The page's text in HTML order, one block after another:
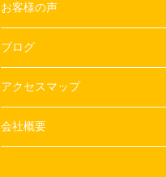
お客様の声
ブログ
アクセスマップ
会社概要